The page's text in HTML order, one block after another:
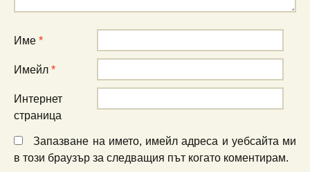
Име *
Имейл *
Интернет
страница
Запазване на името, имейл адреса и уебсайта ми
в този браузър за следващия път когато коментирам.